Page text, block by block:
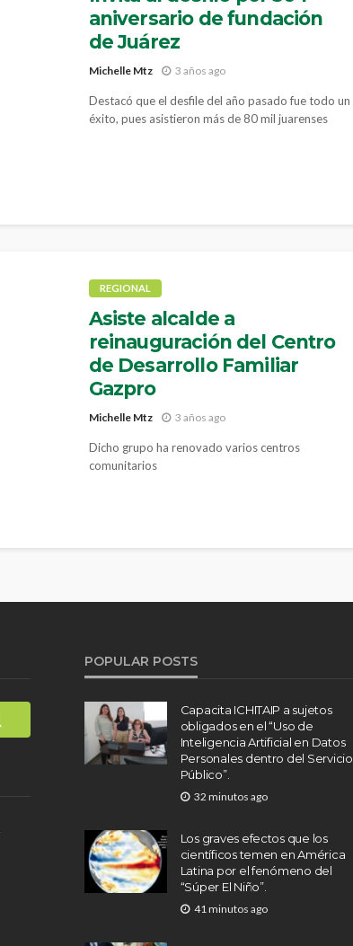
aniversario de fundación
de Juárez
Michelle Mtz 3 años ago
Destacó que el desfile del año pasado fue todo un
éxito, pues asistieron más de 80 mil juarenses
REGIONAL
Asiste alcalde a
reinauguración del Centro
de Desarrollo Familiar
Gazpro
Michelle Mtz 3 años ago
Dicho grupo ha renovado varios centros
comunitarios
POPULAR POSTS
Capacita ICHITAIP a sujetos
obligados en el “Uso de
Inteligencia Artificial en Datos
Personales dentro del Servicio
Público”.
32 minutos ago
Los graves efectos que los
científicos temen en América
Latina por el fenómeno del
“Súper El Niño”.
41 minutos ago